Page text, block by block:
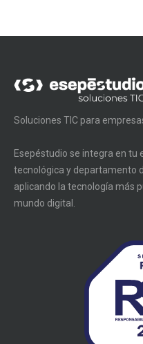
Soluciones TIC para
Esepéstudio se integra en
tecnológica y departamento
aplicando la tecnología más
mundo digital.